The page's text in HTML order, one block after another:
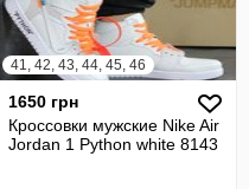
41, 42, 43, 44, 45, 46
1650 грн
Кроссовки мужские Nike Air
Jordan 1 Python white 8143